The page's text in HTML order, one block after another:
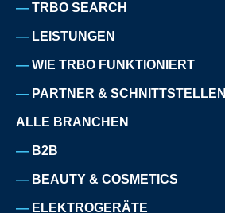
TRBO SEARCH
LEISTUNGEN
WIE TRBO FUNKTIONIERT
PARTNER & SCHNITTSTELLEN
ALLE BRANCHEN
B2B
BEAUTY & COSMETICS
ELEKTROGERÄTE